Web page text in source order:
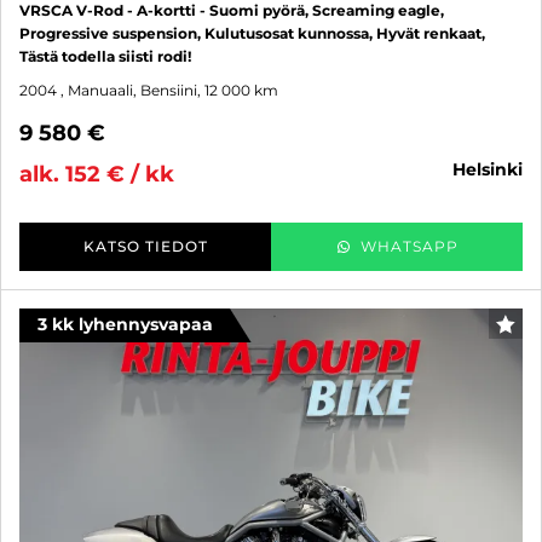
VRSCA V-Rod - A-kortti - Suomi pyörä, Screaming eagle,
Progressive suspension, Kulutusosat kunnossa, Hyvät renkaat,
Tästä todella siisti rodi!
2004 , Manuaali, Bensiini, 12 000 km
9 580 €
alk. 152 € / kk
helsinki
KATSO TIEDOT WHATSAPP
3 kk lyhennysvapaa